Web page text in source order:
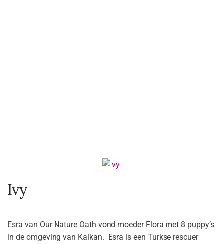
Ivy
Esra van Our Nature Oath vond moeder Flora met 8 puppy’s
in de omgeving van Kalkan. Esra is een Turkse rescuer